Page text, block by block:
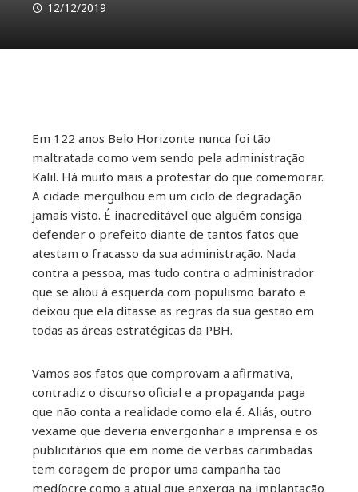
12/12/2019
Em 122 anos Belo Horizonte nunca foi tão
maltratada como vem sendo pela administração
Kalil. Há muito mais a protestar do que comemorar.
A cidade mergulhou em um ciclo de degradação
jamais visto. É inacreditável que alguém consiga
defender o prefeito diante de tantos fatos que
atestam o fracasso da sua administração. Nada
contra a pessoa, mas tudo contra o administrador
que se aliou à esquerda com populismo barato e
deixou que ela ditasse as regras da sua gestão em
todas as áreas estratégicas da PBH.
Vamos aos fatos que comprovam a afirmativa,
contradiz o discurso oficial e a propaganda paga
que não conta a realidade como ela é. Aliás, outro
vexame que deveria envergonhar a imprensa e os
publicitários que em nome de verbas carimbadas
tem coragem de propor uma campanha tão
medíocre como a atual que enxerga na implantação